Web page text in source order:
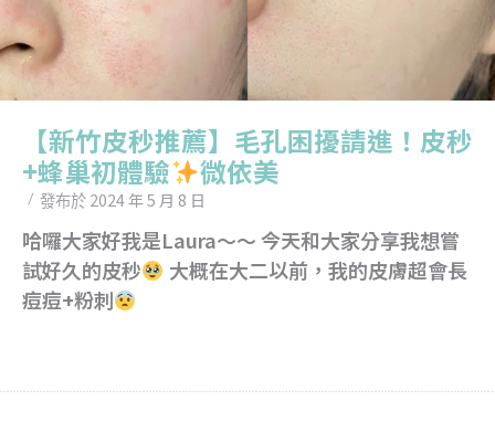
【新竹皮秒推薦】毛孔困擾請進！皮秒
+蜂巢初體驗
微依美
發布於 2024 年 5 月 8 日
哈囉大家好我是Laura～～ 今天和大家分享我想嘗
試好久的皮秒
大概在大二以前，我的皮膚超會長
痘痘+粉刺